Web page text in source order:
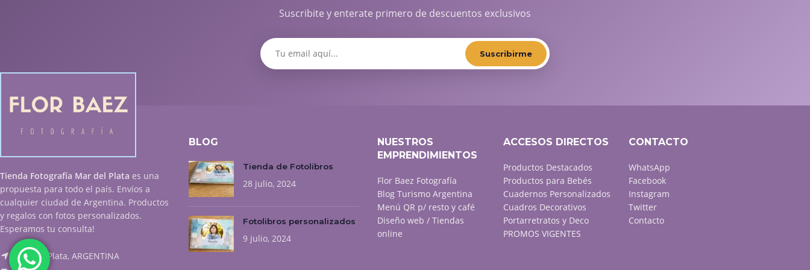
Suscribite y enterate primero de descuentos exclusivos
Suscribirme
Tienda Fotografía Mar del Plata es una
propuesta para todo el país. Envíos a
cualquier ciudad de Argentina. Productos
y regalos con fotos personalizados.
Esperamos tu consulta!
Mar del Plata, ARGENTINA
BLOG
Tienda de Fotolibros
28 julio, 2024
Fotolibros personalizados
9 julio, 2024
NUESTROS
EMPRENDIMIENTOS
Flor Baez Fotografía
Blog Turismo Argentina
Menú QR p/ resto y café
Diseño web / Tiendas
online
ACCESOS DIRECTOS
Productos Destacados
Productos para Bebés
Cuadernos Personalizados
Cuadros Decorativos
Portarretratos y Deco
PROMOS VIGENTES
CONTACTO
WhatsApp
Facebook
Instagram
Twitter
Contacto